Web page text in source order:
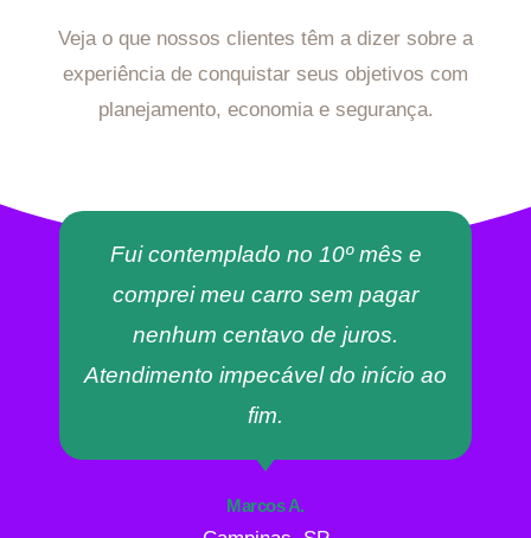
Veja o que nossos clientes têm a dizer sobre a
experiência de conquistar seus objetivos com
planejamento, economia e segurança.
Fui contemplado no 10º mês e
comprei meu carro sem pagar
nenhum centavo de juros.
Atendimento impecável do início ao
fim.
Marcos A.